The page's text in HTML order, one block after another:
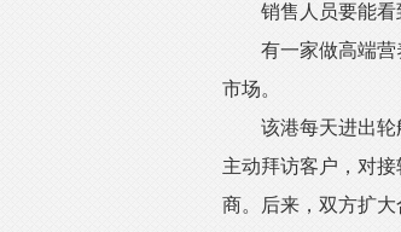
销售人员要能看到
有一家做高端营养
市场。
该港每天进出轮船
主动拜访客户，对
商。后来，双方扩